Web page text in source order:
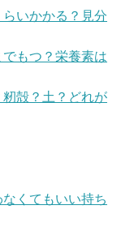
いかかる？見分
もつ？栄養素は
殻？土？どれが
くてもいい持ち